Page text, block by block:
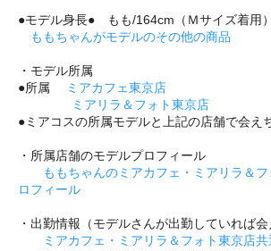
●モデル身長● もも/164cm（Ｍサイズ着用）
ももちゃんがモデルのその他の商品
・モデル所属
●所属
ミアカフェ東京店
ミアリラ＆フォト東京店
●ミアコスの所属モデルと上記の店舗で会え
・所属店舗のモデルプロフィール
ももちゃんのミアカフェ・ミアリラ＆
ロフィール
・出勤情報（モデルさんが出勤していれば会
ミアカフェ・ミアリラ＆フォト東京店共